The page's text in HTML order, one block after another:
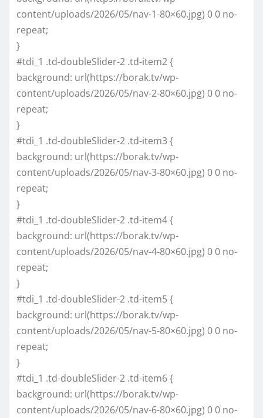
content/uploads/2026/05/nav-1-80×60.jpg) 0 0 no-
repeat;
}
#tdi_1 .td-doubleSlider-2 .td-item2 {
background: url(https://borak.tv/wp-
content/uploads/2026/05/nav-2-80×60.jpg) 0 0 no-
repeat;
}
#tdi_1 .td-doubleSlider-2 .td-item3 {
background: url(https://borak.tv/wp-
content/uploads/2026/05/nav-3-80×60.jpg) 0 0 no-
repeat;
}
#tdi_1 .td-doubleSlider-2 .td-item4 {
background: url(https://borak.tv/wp-
content/uploads/2026/05/nav-4-80×60.jpg) 0 0 no-
repeat;
}
#tdi_1 .td-doubleSlider-2 .td-item5 {
background: url(https://borak.tv/wp-
content/uploads/2026/05/nav-5-80×60.jpg) 0 0 no-
repeat;
}
#tdi_1 .td-doubleSlider-2 .td-item6 {
background: url(https://borak.tv/wp-
content/uploads/2026/05/nav-6-80×60.jpg) 0 0 no-